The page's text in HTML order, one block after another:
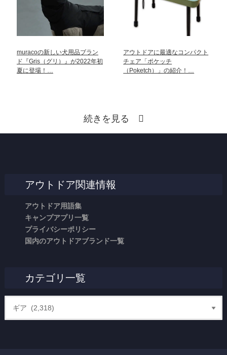
muracoの新しい犬用品ブラン
ド『Gris（グリ）』が2022年初
夏に登場！…
アウトドアに最適なコンパクト
チェア「ポケッチ
（Poketch）」の紹介！…
続きを見る
アウトドア関連情報
アウトドア用語集
キャンプアプリ一覧
プライバシーポリシー
国内のアウトドアブランド一覧
カテゴリ一覧